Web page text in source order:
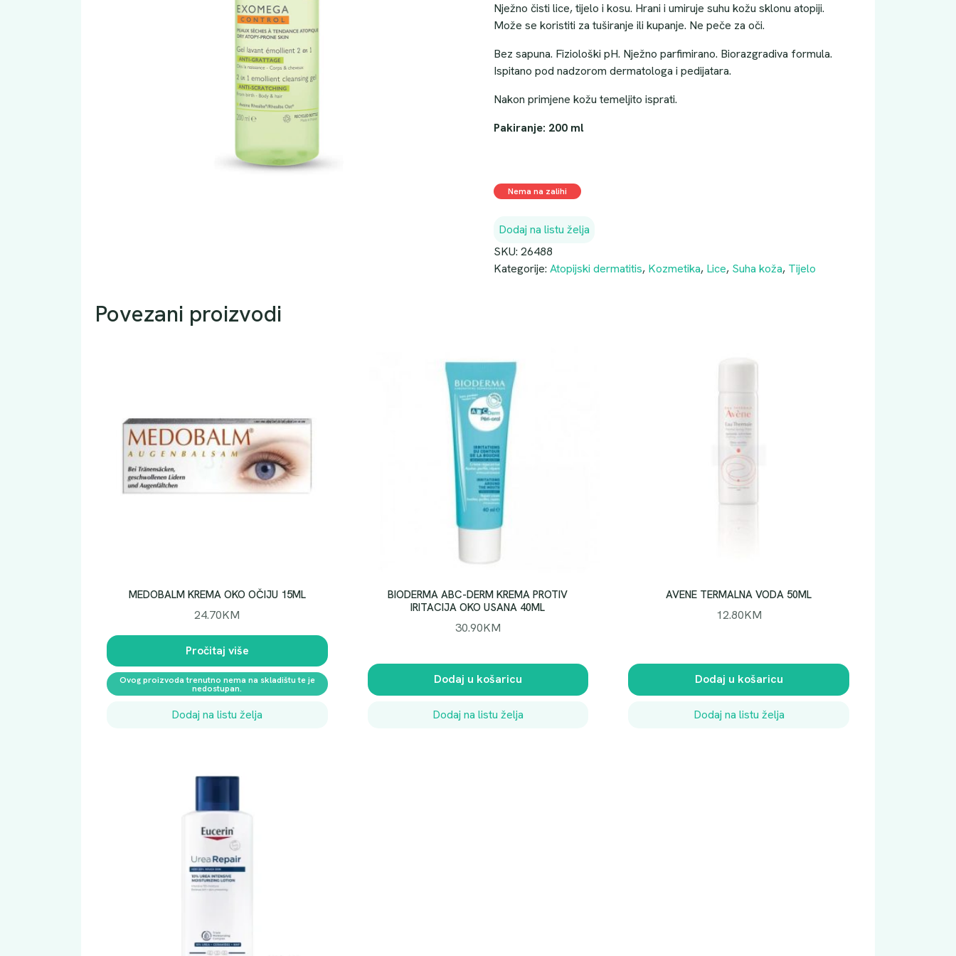
Nježno čisti lice, tijelo i kosu. Hrani i umiruje suhu kožu sklonu atopiji.
Može se koristiti za tuširanje ili kupanje. Ne peče za oči.
Bez sapuna. Fiziološki pH. Nježno parfimirano. Biorazgradiva formula.
Ispitano pod nadzorom dermatologa i pedijatara.
Nakon primjene kožu temeljito isprati.
Pakiranje: 200 ml
Nema na zalihi
Dodaj na listu želja
SKU: 26488
Kategorije: Atopijski dermatitis, Kozmetika, Lice, Suha koža, Tijelo
Povezani proizvodi
MEDOBALM KREMA OKO OČIJU 15ML
24.70KM
Pročitaj više
Ovog proizvoda trenutno nema na skladištu te je
nedostupan.
Dodaj na listu želja
BIODERMA ABC-DERM KREMA PROTIV
IRITACIJA OKO USANA 40ML
30.90KM
Dodaj u košaricu
Dodaj na listu želja
AVENE TERMALNA VODA 50ML
12.80KM
Dodaj u košaricu
Dodaj na listu želja